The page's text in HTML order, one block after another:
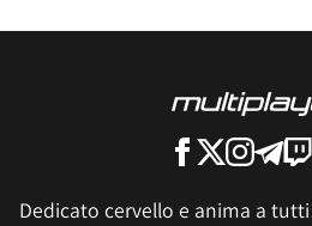
Dedicato cervello e anima a